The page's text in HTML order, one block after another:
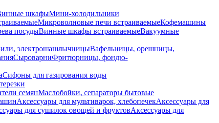
шкафыМини-холодильники
Микроволновые печи встраиваемыеКофемашины
посудыВинные шкафы встраиваемыеВакуумные
электрошашлычницыВафельницы, орешницы,
СыроварниФритюрницы, фондю-
Сифоны для газирования воды
семянМаслобойки, сепараторы бытовые
Аксессуары для мультиварок, хлебопечекАксессуары для
для сушилок овощей и фруктовАксессуары для